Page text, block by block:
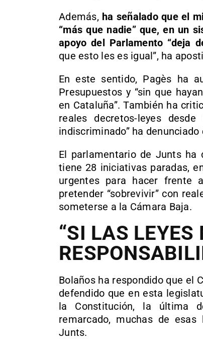
Además, ha señalado que el
“más que nadie” que, en un
apoyo del Parlamento “deja
que esto les es igual”, ha
En este sentido, Pagès ha
Presupuestos y “sin que
en Cataluña”. También ha
reales decretos-leyes
indiscriminado” ha
El parlamentario de Junts ha
tiene 28 iniciativas paradas,
urgentes para hacer frente
pretender “sobrevivir” con
someterse a la Cámara Baja.
“SI LAS
Bolaños ha respondido que el
defendido que en esta
la Constitución, la última
remarcado, muchas de
Junts.